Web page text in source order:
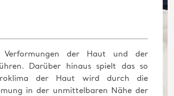
Verformungen der Haut und der
Darüber hinaus spielt das so
der Haut wird durch die
in der unmittelbaren Nähe der